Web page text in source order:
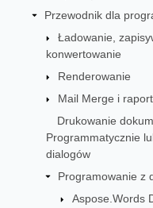
Przewodnik dla
Ładowanie,
konwertowanie
Renderowanie
Mail Merge i
Drukowanie
Programmatycznie
dialogów
Programowanie z
Aspose.Words